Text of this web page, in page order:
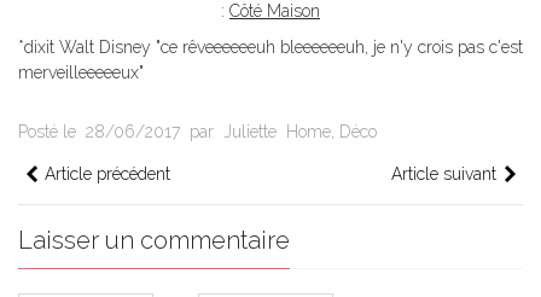
: Côté Maison
*dixit Walt Disney "ce rêveeeeeeuh bleeeeeeuh, je n'y crois pas c'est
merveilleeeeeux"
Posté le 28/06/2017 par Juliette Home, Déco
Article précédent Article suivant
Laisser un commentaire